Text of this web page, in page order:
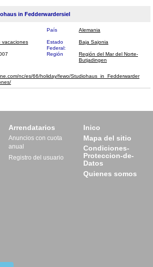
in Fedderwardersiel
País Alemania
vacaciones
Estado
Federal:
Baja Sajonia
Región
Región del Mar del Norte-
Butjadingen
nc/es/66/holiday/fewo/Studiohaus_in_Fedderwarder​
Arrendatarios
Anuncios con cuota
anual
Registro del usuario
Inico
Mapa del sitio
Condiciones-
Proteccion-de-
Datos
Quienes somos